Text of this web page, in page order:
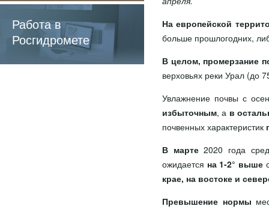
содержащие
обязательные
требования
Работа в
Росгидромете
На европейской
больше прошлогодних,
В целом, промерзание
верховьях реки Урал (до
Увлажнение почвы с
избыточным, а в
почвенных характеристик
В марте2020 года
ожидается на 1-2° выше
крае, на востоке и
Превышение нормы